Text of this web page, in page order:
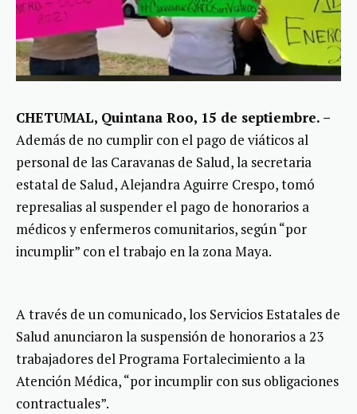
CHETUMAL, Quintana Roo, 15 de septiembre. –
Además de no cumplir con el pago de viáticos al
personal de las Caravanas de Salud, la secretaria
estatal de Salud, Alejandra Aguirre Crespo, tomó
represalias al suspender el pago de honorarios a
médicos y enfermeros comunitarios, según “por
incumplir” con el trabajo en la zona Maya.
A través de un comunicado, los Servicios Estatales de
Salud anunciaron la suspensión de honorarios a 23
trabajadores del Programa Fortalecimiento a la
Atención Médica, “por incumplir con sus obligaciones
contractuales”.